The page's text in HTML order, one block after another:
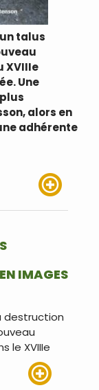
talus
XVIIIe
Une
alors en
adhérente
IMAGES
destruction
le XVIIIe